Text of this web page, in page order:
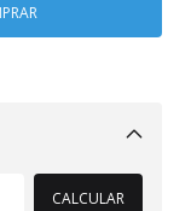
Alterar CEP
CALCULAR